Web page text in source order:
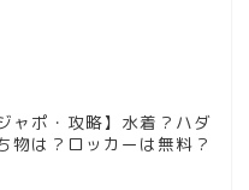
ャポ・攻略】水着？ハダ
物は？ロッカーは無料？